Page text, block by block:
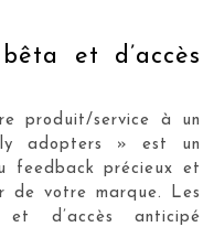
et d’accès
produit/service à un
adopters » est un
feedback précieux et
de votre marque. Les
d’accès anticipé